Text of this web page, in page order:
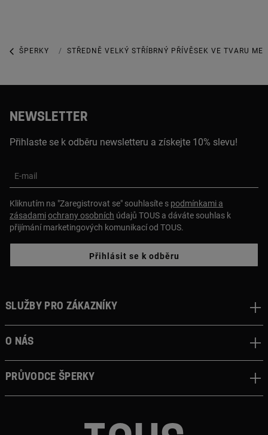
ŠPERKY ŠPERKY Z MINCOVNÍHO STŘÍBRA
STŘEDNĚ VELKÝ STŘÍBRNÝ PŘÍVĚSEK VE TVARU
NEWSLETTER
Přihlaste se k odběru newsletteru a získejte 10% slevu!
E-mail
Kliknutím na "Zaregistrovat se" souhlasíte s podmínkami a
zásadamiochrany osobních údajů TOUS a dáváte souhlas k
přijímání marketingových komunikací od TOUS.
Přihlásit se k odběru
Služby pro zákazníky
O nás
Průvodce šperky